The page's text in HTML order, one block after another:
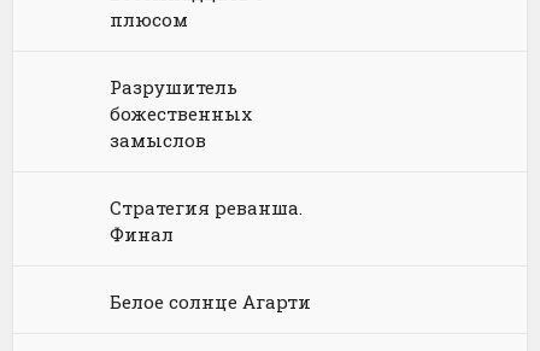
Юмористическое фэнтези
плюсом
Разрушитель
божественных
замыслов
Стратегия реванша.
Финал
Белое солнце Агарти